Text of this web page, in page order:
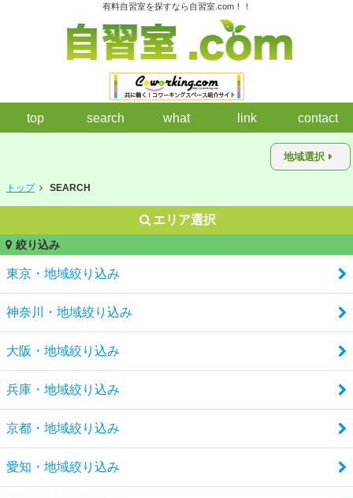
有料自習室を探すなら自習室.com！！
top search what link contact
地域選択
トップ SEARCH
エリア選択
絞り込み
東京・地域絞り込み
神奈川・地域絞り込み
大阪・地域絞り込み
兵庫・地域絞り込み
京都・地域絞り込み
愛知・地域絞り込み